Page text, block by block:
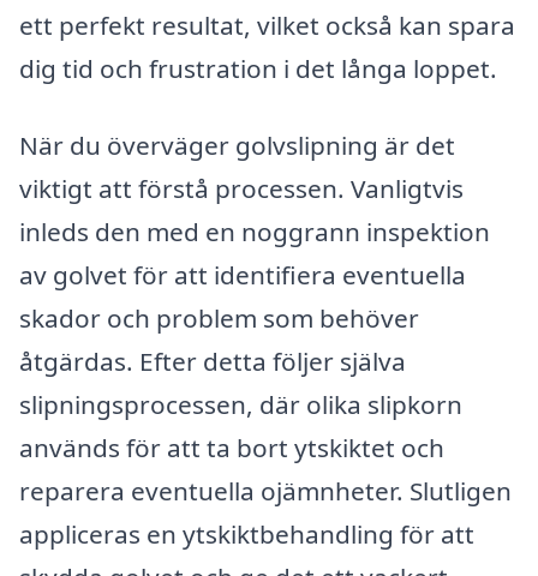
ett perfekt resultat, vilket också kan spara
dig tid och frustration i det långa loppet.
När du överväger golvslipning är det
viktigt att förstå processen. Vanligtvis
inleds den med en noggrann inspektion
av golvet för att identifiera eventuella
skador och problem som behöver
åtgärdas. Efter detta följer själva
slipningsprocessen, där olika slipkorn
används för att ta bort ytskiktet och
reparera eventuella ojämnheter. Slutligen
appliceras en ytskiktbehandling för att